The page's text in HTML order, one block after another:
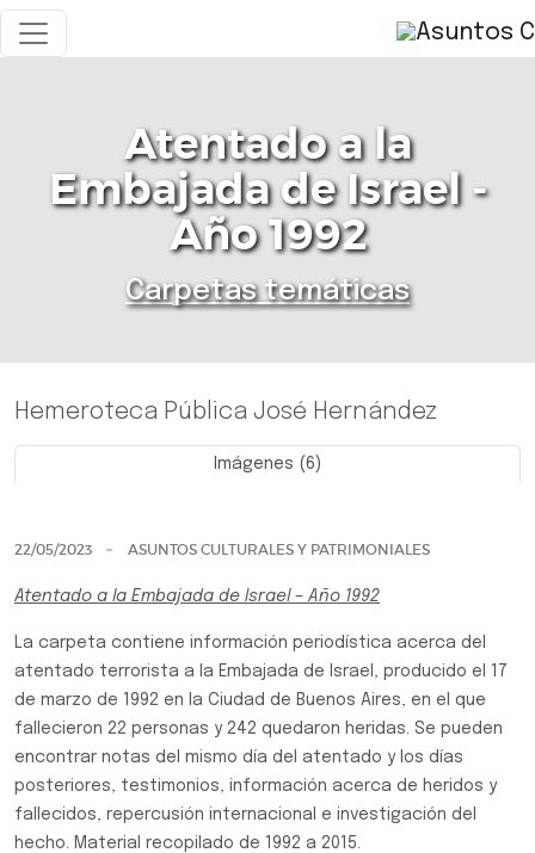
Atentado a la
Embajada de Israel -
Año 1992
Carpetas temáticas
Hemeroteca Pública José Hernández
Imágenes (6)
22/05/2023 ASUNTOS CULTURALES Y PATRIMONIALES
Atentado a la Embajada de Israel – Año 1992
La carpeta contiene información periodística acerca del
atentado terrorista a la Embajada de Israel, producido el 17
de marzo de 1992 en la Ciudad de Buenos Aires, en el que
fallecieron 22 personas y 242 quedaron heridas. Se pueden
encontrar notas del mismo día del atentado y los días
posteriores, testimonios, información acerca de heridos y
fallecidos, repercusión internacional e investigación del
hecho. Material recopilado de 1992 a 2015.